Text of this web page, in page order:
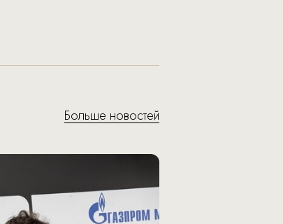
Больше новостей